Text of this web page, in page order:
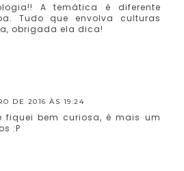
A temática é diferente
Tudo que envolva culturas
obrigada ela dica!
DE 2016 ÀS 19:24
fiquei bem curiosa, é mais um
:P